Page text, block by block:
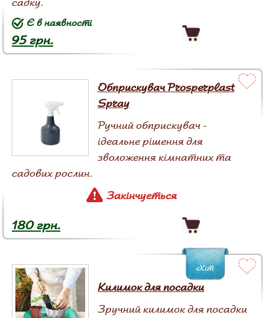
95 грн.
Є в наявності
Обприскувач Prosperplast
Spray
Ручний обприскувач -
ідеальне рішення для
зволоження кімнатних та
садових рослин.
Закінчується
180 грн.
Килимок для посадки
Зручний килимок для посадки
Хіт